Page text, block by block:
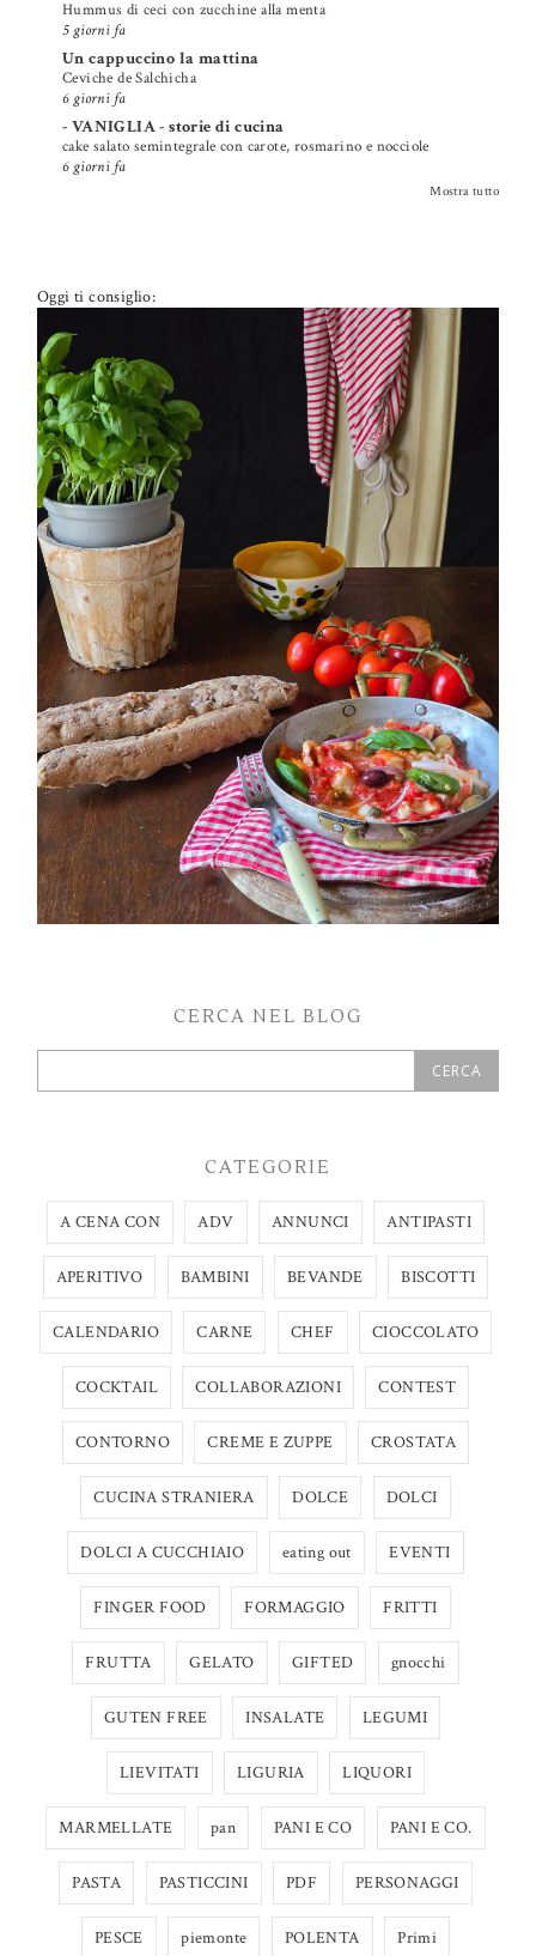
Hummus di ceci con zucchine alla menta
5 giorni fa
Un cappuccino la mattina
Ceviche de Salchicha
6 giorni fa
- VANIGLIA - storie di cucina
cake salato semintegrale con carote, rosmarino e nocciole
6 giorni fa
Mostra tutto
Oggi ti consiglio:
PETTI DI POLLO ALLA PIZZAIOLA
CERCA NEL BLOG
CATEGORIE
A CENA CON ADV ANNUNCI ANTIPASTI
APERITIVO BAMBINI BEVANDE BISCOTTI
CALENDARIO CARNE CHEF CIOCCOLATO
COCKTAIL COLLABORAZIONI CONTEST
CONTORNO CREME E ZUPPE CROSTATA
CUCINA STRANIERA DOLCE DOLCI
DOLCI A CUCCHIAIO eating out EVENTI
FINGER FOOD FORMAGGIO FRITTI
FRUTTA GELATO GIFTED gnocchi
GUTEN FREE INSALATE LEGUMI
LIEVITATI LIGURIA LIQUORI
MARMELLATE pan PANI E CO PANI E CO.
PASTA PASTICCINI PDF PERSONAGGI
PESCE piemonte POLENTA Primi